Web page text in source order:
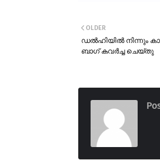
OLDER
ഡൽഹിയിൽ നിന്നും
ബാഗ് കവർച്ച ചെയ്തു